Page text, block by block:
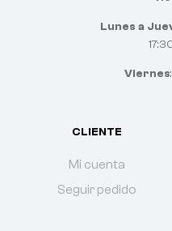
Lunes a
Viernes
CLIENTE
Mi cuenta
Seguir pedido